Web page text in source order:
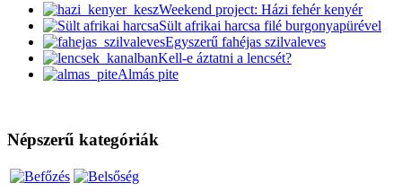
Weekend project: Házi fehér kenyér
Sült afrikai harcsa filé burgonyapürével
Egyszerű fahéjas szilvaleves
Kell-e áztatni a lencsét?
Almás pite
Népszerű kategóriák